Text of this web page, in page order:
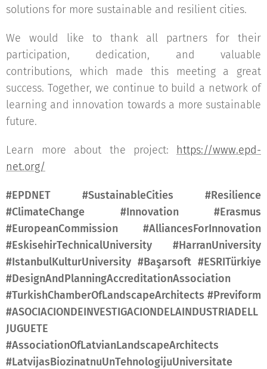
solutions for more sustainable and resilient cities.
We would like to thank all partners for their
participation, dedication, and valuable
contributions, which made this meeting a great
success. Together, we continue to build a network of
learning and innovation towards a more sustainable
future.
Learn more about the project: https://www.epd-
net.org/
#EPDNET #SustainableCities #Resilience
#ClimateChange #Innovation #Erasmus
#EuropeanCommission #AlliancesForInnovation
#EskisehirTechnicalUniversity #HarranUniversity
#IstanbulKulturUniversity #Başarsoft #ESRITürkiye
#DesignAndPlanningAccreditationAssociation
#TurkishChamberOfLandscapeArchitects #Previform
#ASOCIACIONDEINVESTIGACIONDELAINDUSTRIADELL
JUGUETE
#AssociationOfLatvianLandscapeArchitects
#LatvijasBiozinatnuUnTehnologijuUniversitate